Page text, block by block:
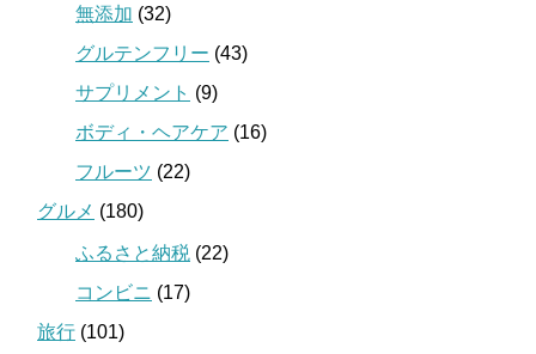
無添加 (32)
グルテンフリー (43)
サプリメント (9)
ボディ・ヘアケア (16)
フルーツ (22)
グルメ (180)
ふるさと納税 (22)
コンビニ (17)
旅行 (101)